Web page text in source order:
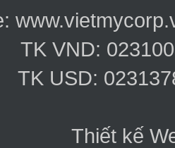
TK VND:
TK USD:
Thiết kế